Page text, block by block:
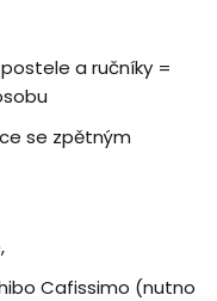
a ručníky =
se zpětným
Cafissimo (nutno